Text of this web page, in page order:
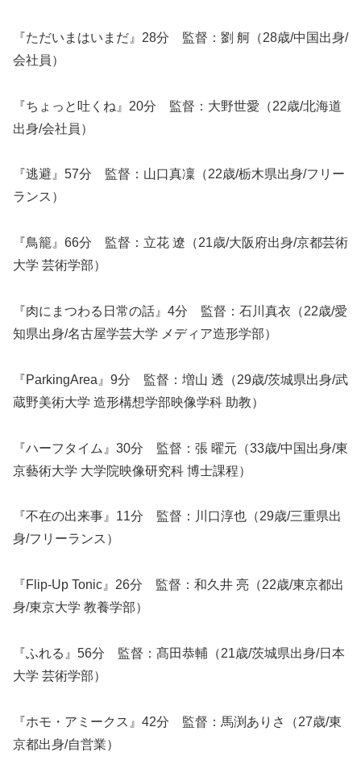
『ただいまはいまだ』28分 監督：劉 舸（28歳/中国出身/
会社員）
『ちょっと吐くね』20分 監督：大野世愛（22歳/北海道
出身/会社員）
『逃避』57分 監督：山口真凜（22歳/栃木県出身/フリー
ランス）
『鳥籠』66分 監督：立花 遼（21歳/大阪府出身/京都芸術
大学 芸術学部）
『肉にまつわる日常の話』4分 監督：石川真衣（22歳/愛
知県出身/名古屋学芸大学 メディア造形学部）
『ParkingArea』9分 監督：増山 透（29歳/茨城県出身/武
蔵野美術大学 造形構想学部映像学科 助教）
『ハーフタイム』30分 監督：張 曜元（33歳/中国出身/東
京藝術大学 大学院映像研究科 博士課程）
『不在の出来事』11分 監督：川口淳也（29歳/三重県出
身/フリーランス）
『Flip-Up Tonic』26分 監督：和久井 亮（22歳/東京都出
身/東京大学 教養学部）
『ふれる』56分 監督：髙田恭輔（21歳/茨城県出身/日本
大学 芸術学部）
『ホモ・アミークス』42分 監督：馬渕ありさ（27歳/東
京都出身/自営業）